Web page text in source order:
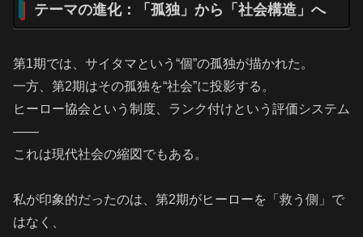
テーマの進化：「孤独」から「社会構造」へ
第1期では、サイタマという“個”の孤独が描かれた。
一方、第2期はその孤独を“社会”に投影する。
ヒーロー協会という制度、ランク付けという評価システム
――
これは現代社会の縮図でもある。
私が印象的だったのは、第2期がヒーローを「救う側」で
はなく、